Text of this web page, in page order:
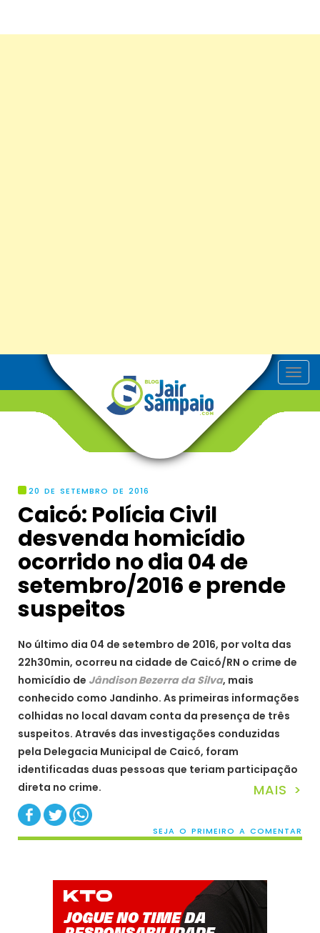
T
o
20 DE SETEMBRO DE 2016
Caicó: Polícia Civil
desvenda homicídio
ocorrido no dia 04 de
setembro/2016 e prende
suspeitos
No último dia 04 de setembro de 2016, por volta das
22h30min, ocorreu na cidade de Caicó/RN o crime de
homicídio de Jândison Bezerra da Silva, mais
conhecido como Jandinho. As primeiras informações
colhidas no local davam conta da presença de três
suspeitos. Através das investigações conduzidas
pela Delegacia Municipal de Caicó, foram
identificadas duas pessoas que teriam participação
direta no crime.
MAIS >
SEJA O PRIMEIRO A COMENTAR